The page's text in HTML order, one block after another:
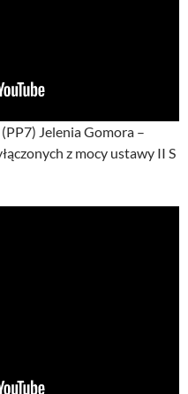
Jelenia Gomora –
z mocy ustawy II S